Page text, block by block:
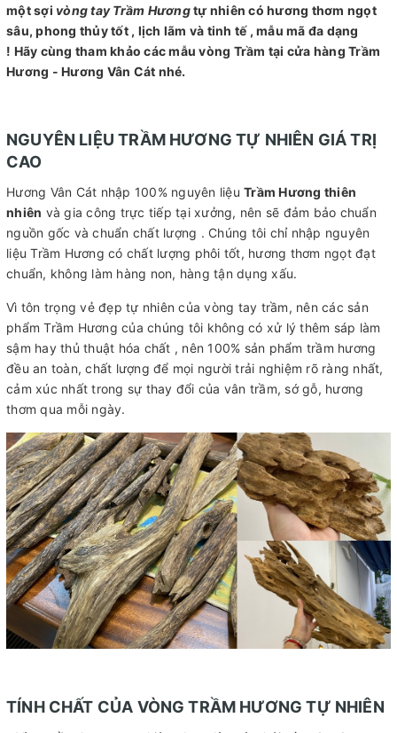
một sợi vòng tay Trầm Hươngtự nhiên có hương thơm ngọt
sâu, phong thủy tốt , lịch lãm và tinh tế , mẫu mã đa dạng
! Hãy cùng tham khảo các mẫu vòng Trầm tại cửa hàng Trầm
Hương - Hương Vân Cát nhé.
NGUYÊN LIỆU TRẦM HƯƠNG TỰ NHIÊN GIÁ TRỊ
CAO
Hương Vân Cát nhập 100% nguyên liệu Trầm Hương thiên
nhiên và gia công trực tiếp tại xưởng, nên sẽ đảm bảo chuẩn
nguồn gốc và chuẩn chất lượng . Chúng tôi chỉ nhập nguyên
liệu Trầm Hương có chất lượng phôi tốt, hương thơm ngọt đạt
chuẩn, không làm hàng non, hàng tận dụng xấu.
Vì tôn trọng vẻ đẹp tự nhiên của vòng tay trầm, nên các sản
phẩm Trầm Hương của chúng tôi không có xử lý thêm sáp làm
sậm hay thủ thuật hóa chất , nên 100% sản phẩm trầm hương
đều an toàn, chất lượng để mọi người trải nghiệm rõ ràng nhất,
cảm xúc nhất trong sự thay đổi của vân trầm, sớ gỗ, hương
thơm qua mỗi ngày.
TÍNH CHẤT CỦA VÒNG TRẦM HƯƠNG TỰ NHIÊN